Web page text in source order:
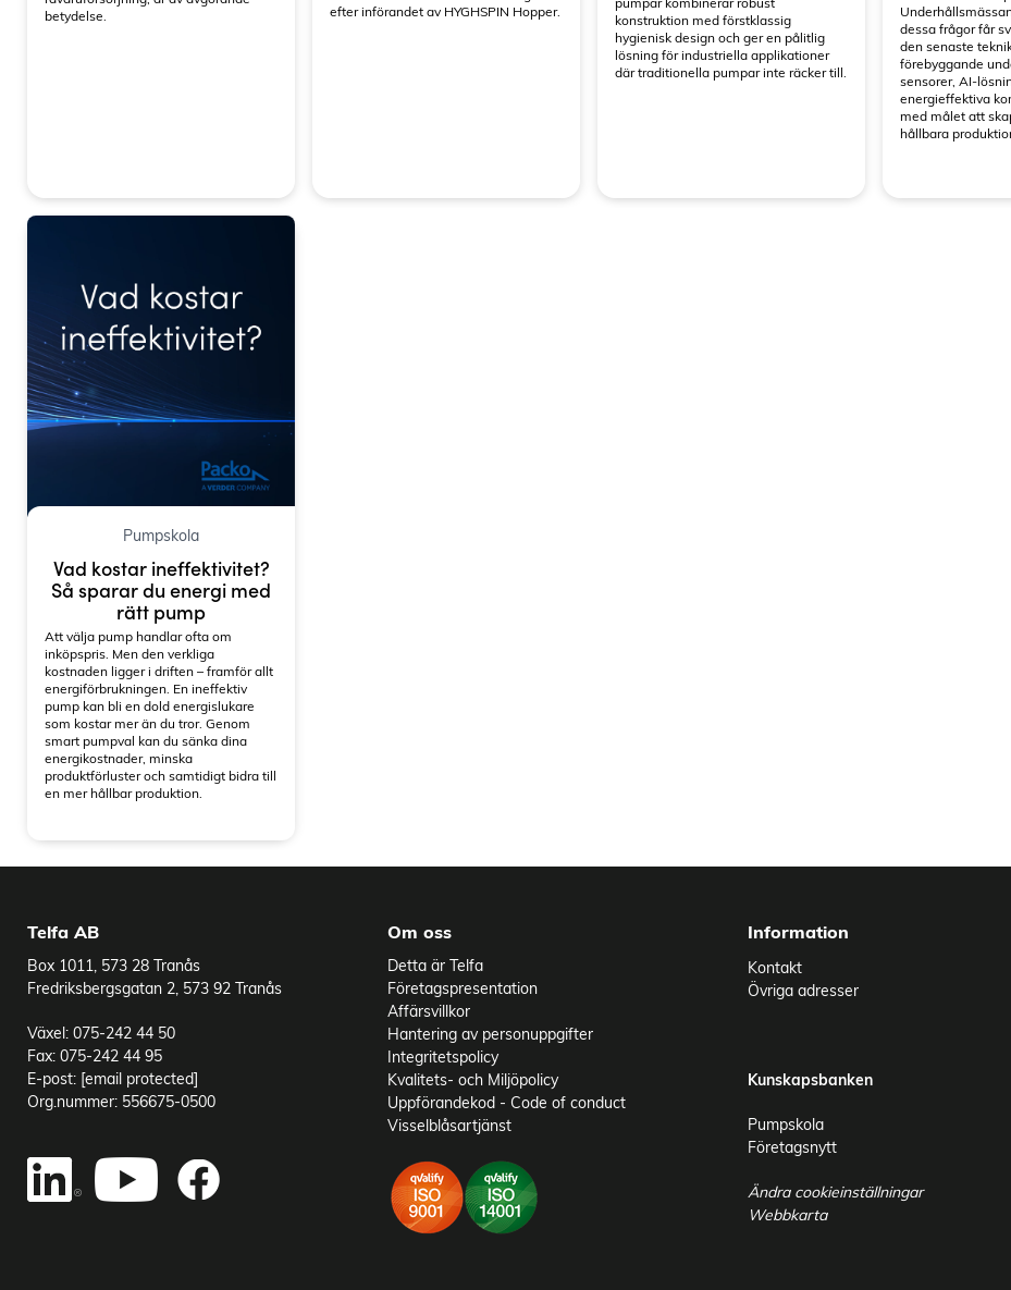
betydelse.
efter införandet av HYGHSPIN Hopper.
konstruktion med förstklassig
hygienisk design och ger en pålitlig
lösning för industriella applikationer
där traditionella pumpar inte räcker till.
dessa frågor får
den senaste
förebyggande
sensorer, AI-
energieffektiva
med målet att
hållbara
Pumpskola
Vad kostar ineffektivitet?
Så sparar du energi med
rätt pump
Att välja pump handlar ofta om
inköpspris. Men den verkliga
kostnaden ligger i driften – framför allt
energiförbrukningen. En ineffektiv
pump kan bli en dold energislukare
som kostar mer än du tror. Genom
smart pumpval kan du sänka dina
energikostnader, minska
produktförluster och samtidigt bidra till
en mer hållbar produktion.
Telfa AB
Box 1011, 573 28 Tranås
Fredriksbergsgatan 2, 573 92 Tranås
Växel: 075-242 44 50
Fax: 075-242 44 95
E-post: [email protected]
Org.nummer: 556675-0500
Om oss
Detta är Telfa
Företagspresentation
Affärsvillkor
Hantering av personuppgifter
Integritetspolicy
Kvalitets- och Miljöpolicy
Uppförandekod - Code of conduct
Visselblåsartjänst
Information
Kontakt
Övriga adresser
Kunskapsbanken
Pumpskola
Företagsnytt
Ändra cookieinställningar
Webbkarta